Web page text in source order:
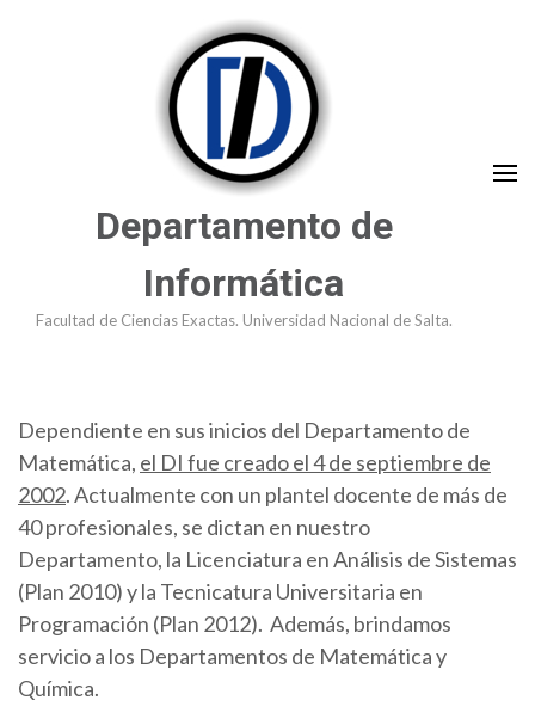
Departamento de
Informática
Facultad de Ciencias Exactas. Universidad Nacional de Salta.
Dependiente en sus inicios del Departamento de
Matemática, el DI fue creado el 4 de septiembre de
2002. Actualmente con un plantel docente de más de
40 profesionales, se dictan en nuestro
Departamento, la Licenciatura en Análisis de Sistemas
(Plan 2010) y la Tecnicatura Universitaria en
Programación (Plan 2012). Además, brindamos
servicio a los Departamentos de Matemática y
Química.